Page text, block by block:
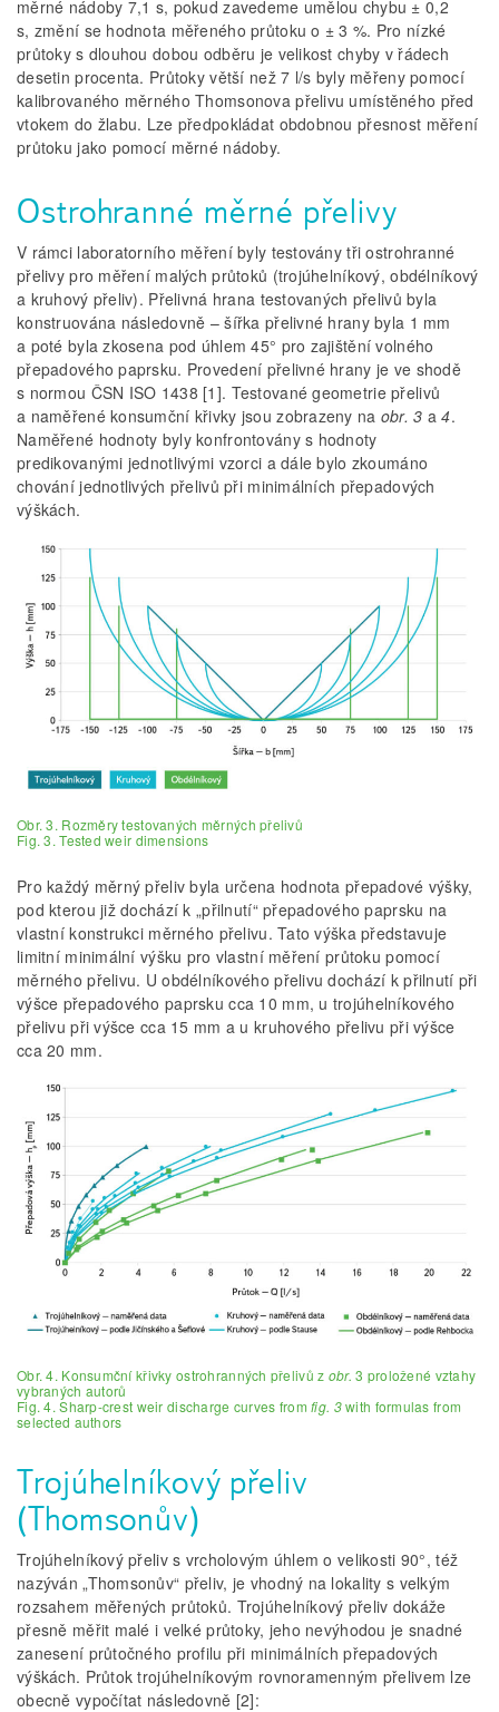
měrné nádoby 7,1 s, pokud zavedeme umělou chybu ± 0,2
s, změní se hodnota měřeného průtoku o ± 3 %. Pro nízké
průtoky s dlouhou dobou odběru je velikost chyby v řádech
desetin procenta. Průtoky větší než 7 l/s byly měřeny pomocí
kalibrovaného měrného Thomsonova přelivu umístěného před
vtokem do žlabu. Lze předpokládat obdobnou přesnost měření
průtoku jako pomocí měrné nádoby.
Ostrohranné měrné přelivy
V rámci laboratorního měření byly testovány tři ostrohranné
přelivy pro měření malých průtoků (trojúhelníkový, obdélníkový
a kruhový přeliv). Přelivná hrana testovaných přelivů byla
konstruována následovně – šířka přelivné hrany byla 1 mm
a poté byla zkosena pod úhlem 45° pro zajištění volného
přepadového paprsku. Provedení přelivné hrany je ve shodě
s normou ČSN ISO 1438 [1]. Testované geometrie přelivů
a naměřené konsumční křivky jsou zobrazeny na obr. 3 a4.
Naměřené hodnoty byly konfrontovány s hodnoty
predikovanými jednotlivými vzorci a dále bylo zkoumáno
chování jednotlivých přelivů při minimálních přepadových
výškách.
Obr. 3. Rozměry testovaných měrných přelivů
Fig. 3. Tested weir dimensions
Pro každý měrný přeliv byla určena hodnota přepadové výšky,
pod kterou již dochází k „přilnutí“ přepadového paprsku na
vlastní konstrukci měrného přelivu. Tato výška představuje
limitní minimální výšku pro vlastní měření průtoku pomocí
měrného přelivu. U obdélníkového přelivu dochází k přilnutí při
výšce přepadového paprsku cca 10 mm, u trojúhelníkového
přelivu při výšce cca 15 mm a u kruhového přelivu při výšce
cca 20 mm.
Obr. 4. Konsumční křivky ostrohranných přelivů z obr.3 proložené vztahy
vybraných autorů
Fig. 4. Sharp-crest weir discharge curves fromfig. 3with formulas from
selected authors
Trojúhelníkový přeliv
(Thomsonův)
Trojúhelníkový přeliv s vrcholovým úhlem o velikosti 90°, též
nazýván „Thomsonův“ přeliv, je vhodný na lokality s velkým
rozsahem měřených průtoků. Trojúhelníkový přeliv dokáže
přesně měřit malé i velké průtoky, jeho nevýhodou je snadné
zanesení průtočného profilu při minimálních přepadových
výškách. Průtok trojúhelníkovým rovnoramenným přelivem lze
obecně vypočítat následovně [2]: